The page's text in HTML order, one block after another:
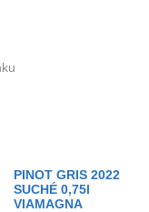
PINOT GRIS 2022
SUCHÉ 0,75l
VIAMAGNA